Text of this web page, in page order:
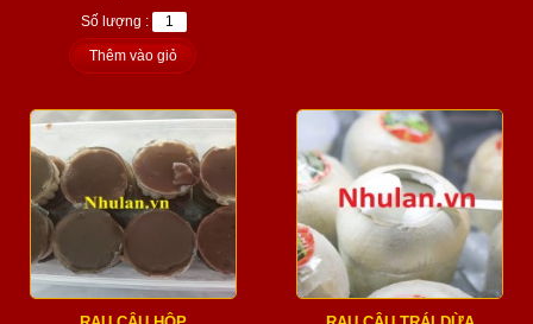
Số lượng :
Thêm vào giỏ